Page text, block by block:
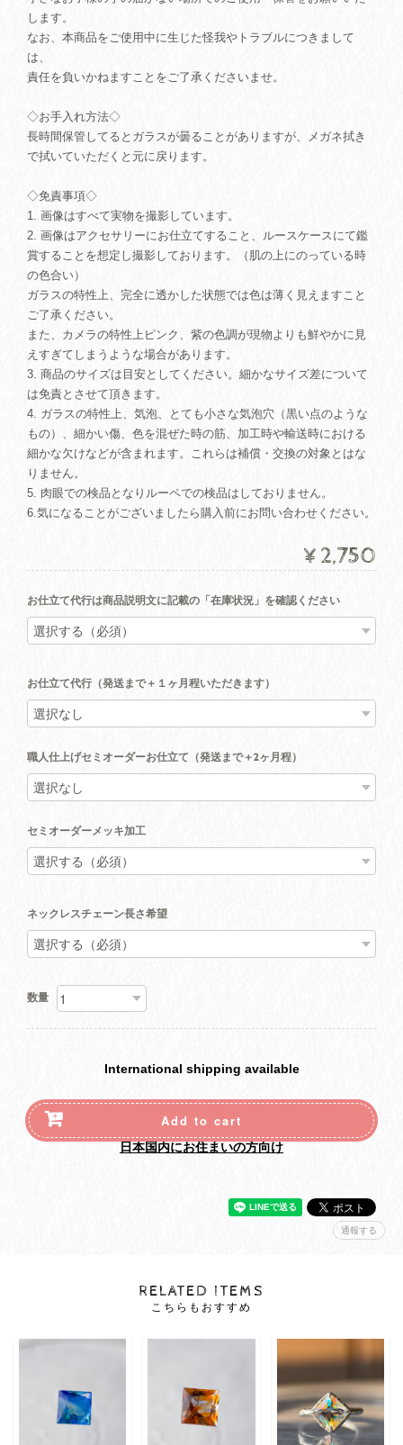
します。
なお、本商品をご使用中に生じた怪我やトラブルにつきまして
は、
責任を負いかねますことをご了承くださいませ。
◇お手入れ方法◇
長時間保管してるとガラスが曇ることがありますが、メガネ拭き
で拭いていただくと元に戻ります。
◇免責事項◇
1. 画像はすべて実物を撮影しています。
2. 画像はアクセサリーにお仕立てすること、ルースケースにて鑑
賞することを想定し撮影しております。（肌の上にのっている時
の色合い）
ガラスの特性上、完全に透かした状態では色は薄く見えますこと
ご了承ください。
また、カメラの特性上ピンク、紫の色調が現物よりも鮮やかに見
えすぎてしまうような場合があります。
3. 商品のサイズは目安としてください。細かなサイズ差について
は免責とさせて頂きます。
4. ガラスの特性上、気泡、とても小さな気泡穴（黒い点のような
もの）、細かい傷、色を混ぜた時の筋、加工時や輸送時における
細かな欠けなどが含まれます。これらは補償・交換の対象とはな
りません。
5. 肉眼での検品となりルーペでの検品はしておりません。
6.気になることがございましたら購入前にお問い合わせください。
¥2,750
お仕立て代行は商品説明文に記載の「在庫状況」を確認ください
お仕立て代行（発送まで＋１ヶ月程いただきます）
職人仕上げセミオーダーお仕立て（発送まで＋2ヶ月程）
セミオーダーメッキ加工
ネックレスチェーン長さ希望
数量
International shipping available
Add to cart
日本国内にお住まいの方向け
通報する
RELATED ITEMS
こちらもおすすめ